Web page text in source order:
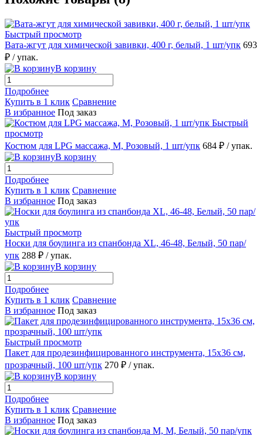
Быстрый просмотр
Вата-жгут для химической завивки, 400 г, белый, 1 шт/упк 693
₽ / упак.
В корзину
Подробнее
Купить в 1 клик Сравнение
В избранное Под заказ
Быстрый
просмотр
Костюм для LPG массажа, M, Розовый, 1 шт/упк 684 ₽ / упак.
В корзину
Подробнее
Купить в 1 клик Сравнение
В избранное Под заказ
Быстрый просмотр
Носки для боулинга из спанбонда XL, 46-48, Белый, 50 пар/
упк 288 ₽ / упак.
В корзину
Подробнее
Купить в 1 клик Сравнение
В избранное Под заказ
Быстрый просмотр
Пакет для продезинфицированного инструмента, 15х36 см,
прозрачный, 100 шт/упк 270 ₽ / упак.
В корзину
Подробнее
Купить в 1 клик Сравнение
В избранное Под заказ